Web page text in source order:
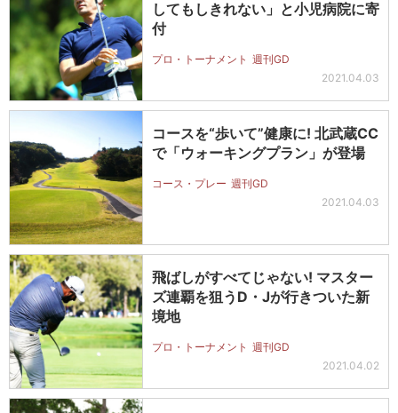
してもしきれない」と小児病院に寄
付
プロ・トーナメント 週刊GD
2021.04.03
コースを“歩いて”健康に! 北武蔵CC
で「ウォーキングプラン」が登場
コース・プレー 週刊GD
2021.04.03
飛ばしがすべてじゃない! マスター
ズ連覇を狙うD・Jが行きついた新
境地
プロ・トーナメント 週刊GD
2021.04.02